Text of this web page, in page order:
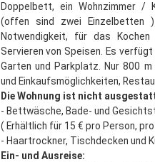
Doppelbett, ein Wohnzimmer /
(offen sind zwei Einzelbetten
Notwendigkeit, für das
Servieren von Speisen. Es
Garten und Parkplatz. Nur 800
und Einkaufsmöglichkeiten,
Die Wohnung ist nicht
- Bettwäsche, Bade- und
( Erhältlich für 15 € pro Person,
- Haartrockner, Tischdecken und
Ein- und Ausreise: